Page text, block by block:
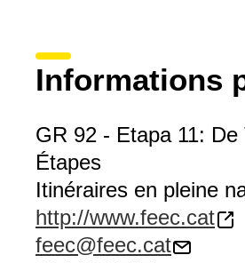
Informations
GR 92 - Etapa 11:
Étapes
Itinéraires en pleine
http://www.feec.cat
feec@feec.cat